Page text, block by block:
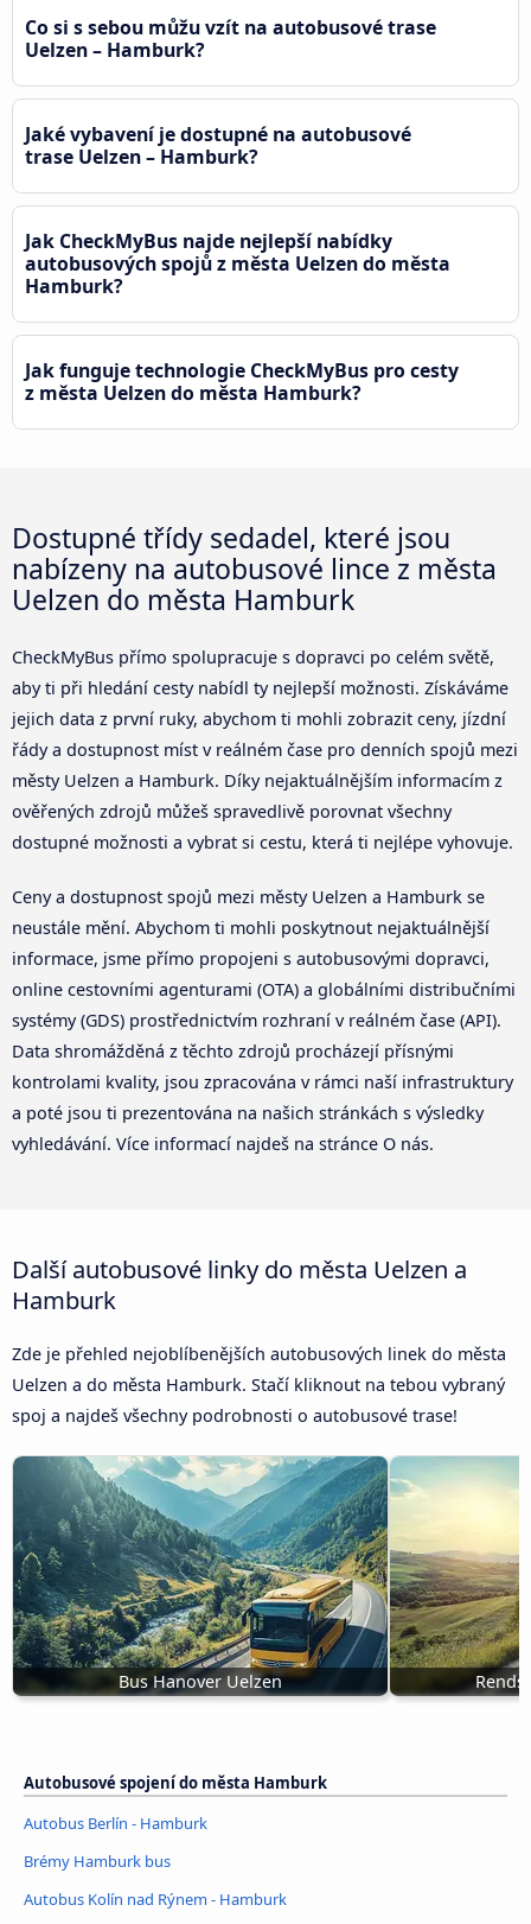
Co si s sebou můžu vzít na autobusové trase
Uelzen – Hamburk?
Jaké vybavení je dostupné na autobusové
trase Uelzen – Hamburk?
Jak CheckMyBus najde nejlepší nabídky
autobusových spojů z města Uelzen do města
Hamburk?
Jak funguje technologie CheckMyBus pro cesty
z města Uelzen do města Hamburk?
Dostupné třídy sedadel, které jsou
nabízeny na autobusové lince z města
Uelzen do města Hamburk
CheckMyBus přímo spolupracuje s dopravci po celém světě,
aby ti při hledání cesty nabídl ty nejlepší možnosti. Získáváme
jejich data z první ruky, abychom ti mohli zobrazit ceny, jízdní
řády a dostupnost míst v reálném čase pro denních spojů mezi
městy Uelzen a Hamburk. Díky nejaktuálnějším informacím z
ověřených zdrojů můžeš spravedlivě porovnat všechny
dostupné možnosti a vybrat si cestu, která ti nejlépe vyhovuje.
Ceny a dostupnost spojů mezi městy Uelzen a Hamburk se
neustále mění. Abychom ti mohli poskytnout nejaktuálnější
informace, jsme přímo propojeni s autobusovými dopravci,
online cestovními agenturami (OTA) a globálními distribučními
systémy (GDS) prostřednictvím rozhraní v reálném čase (API).
Data shromážděná z těchto zdrojů procházejí přísnými
kontrolami kvality, jsou zpracována v rámci naší infrastruktury
a poté jsou ti prezentována na našich stránkách s výsledky
vyhledávání. Více informací najdeš na stránce O nás.
Další autobusové linky do města Uelzen a
Hamburk
Zde je přehled nejoblíbenějších autobusových linek do města
Uelzen a do města Hamburk. Stačí kliknout na tebou vybraný
spoj a najdeš všechny podrobnosti o autobusové trase!
Bus Hanover Uelzen
Autobusové spojení do města Hamburk
Autobus Berlín - Hamburk
Brémy Hamburk bus
Autobus Kolín nad Rýnem - Hamburk